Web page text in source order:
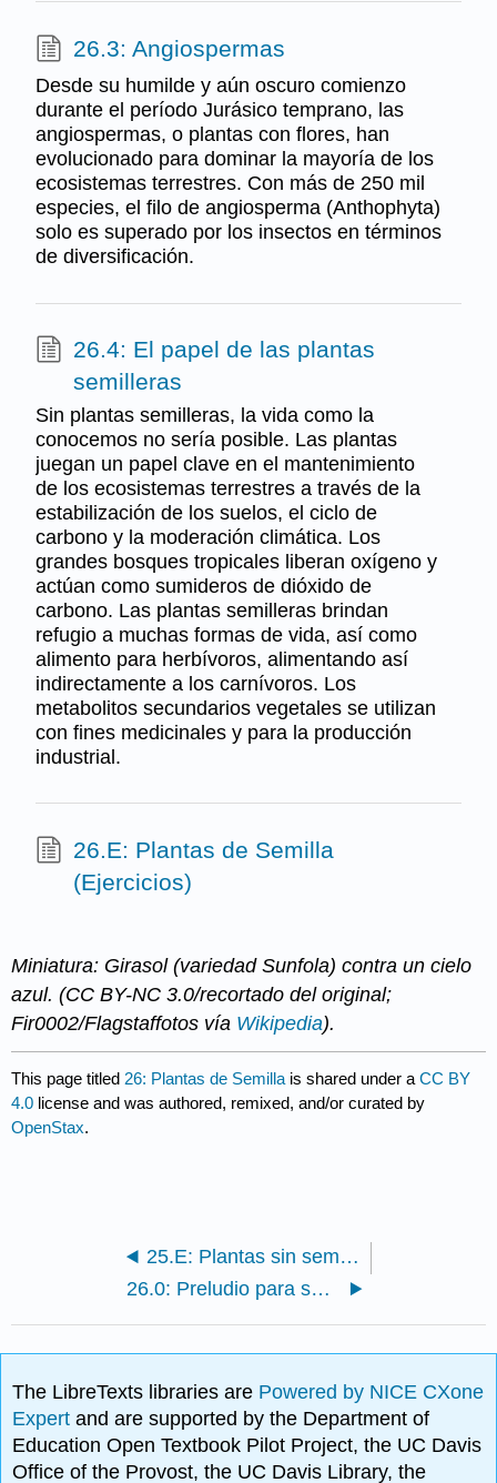
26.3: Angiospermas
Desde su humilde y aún oscuro comienzo
durante el período Jurásico temprano, las
angiospermas, o plantas con flores, han
evolucionado para dominar la mayoría de los
ecosistemas terrestres. Con más de 250 mil
especies, el filo de angiosperma (Anthophyta)
solo es superado por los insectos en términos
de diversificación.
26.4: El papel de las plantas
semilleras
Sin plantas semilleras, la vida como la
conocemos no sería posible. Las plantas
juegan un papel clave en el mantenimiento
de los ecosistemas terrestres a través de la
estabilización de los suelos, el ciclo de
carbono y la moderación climática. Los
grandes bosques tropicales liberan oxígeno y
actúan como sumideros de dióxido de
carbono. Las plantas semilleras brindan
refugio a muchas formas de vida, así como
alimento para herbívoros, alimentando así
indirectamente a los carnívoros. Los
metabolitos secundarios vegetales se utilizan
con fines medicinales y para la producción
industrial.
26.E: Plantas de Semilla
(Ejercicios)
Miniatura: Girasol (variedad Sunfola) contra un cielo
azul. (CC BY-NC 3.0/recortado del original;
Fir0002/Flagstaffotos vía Wikipedia).
This page titled 26: Plantas de Semilla is shared under aCC BY
4.0 license and was authored, remixed, and/or curated by
OpenStax.
25.E: Plantas sin semillas (Ejercicios)
26.0: Preludio para sembrar plantas
The LibreTexts libraries are Powered by NICE CXone
Expertand are supported by the Department of
Education Open Textbook Pilot Project, the UC Davis
Office of the Provost, the UC Davis Library, the